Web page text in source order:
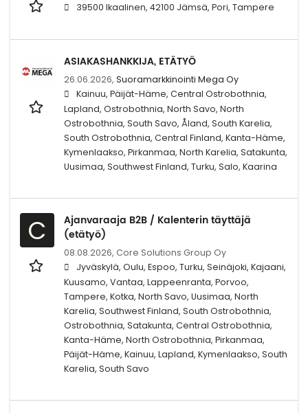
39500 Ikaalinen, 42100 Jämsä, Pori, Tampere
ASIAKASHANKKIJA, ETÄTYÖ
26.06.2026, Suoramarkkinointi Mega Oy
Kainuu, Päijät-Häme, Central Ostrobothnia,
Lapland, Ostrobothnia, North Savo, North
Ostrobothnia, South Savo, Åland, South Karelia,
South Ostrobothnia, Central Finland, Kanta-Häme,
Kymenlaakso, Pirkanmaa, North Karelia, Satakunta,
Uusimaa, Southwest Finland, Turku, Salo, Kaarina
C
Ajanvaraaja B2B / Kalenterin täyttäjä
(etätyö)
08.08.2026, Core Solutions Group Oy
Jyväskylä, Oulu, Espoo, Turku, Seinäjoki, Kajaani,
Kuusamo, Vantaa, Lappeenranta, Porvoo,
Tampere, Kotka, North Savo, Uusimaa, North
Karelia, Southwest Finland, South Ostrobothnia,
Ostrobothnia, Satakunta, Central Ostrobothnia,
Kanta-Häme, North Ostrobothnia, Pirkanmaa,
Päijät-Häme, Kainuu, Lapland, Kymenlaakso, South
Karelia, South Savo